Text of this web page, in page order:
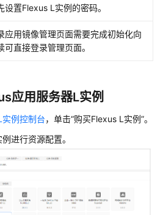
设置Flexus L实例的密码。
应用镜像管理页面需要完成初始化向
可直接登录管理页面。
应用服务器L实例
例控制台，单击“购买Flexus L实例”。
例进行资源配置。